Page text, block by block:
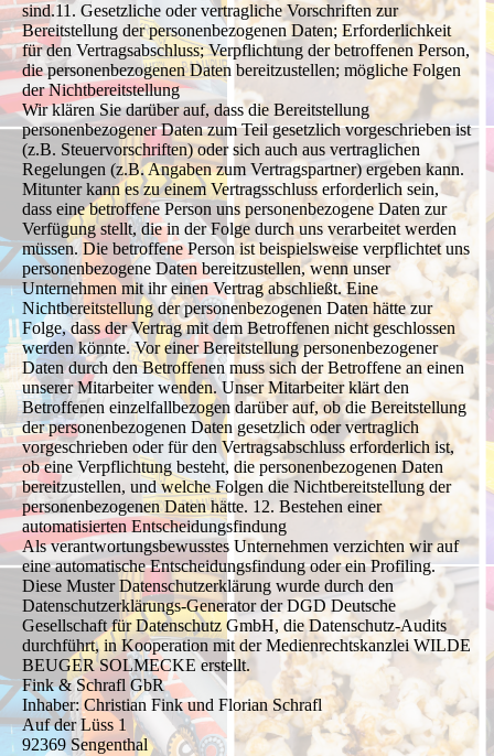
sind.11. Gesetzliche oder vertragliche Vorschriften zur
Bereitstellung der personenbezogenen Daten; Erforderlichkeit
für den Vertragsabschluss; Verpflichtung der betroffenen Person,
die personenbezogenen Daten bereitzustellen; mögliche Folgen
der Nichtbereitstellung
Wir klären Sie darüber auf, dass die Bereitstellung
personenbezogener Daten zum Teil gesetzlich vorgeschrieben ist
(z.B. Steuervorschriften) oder sich auch aus vertraglichen
Regelungen (z.B. Angaben zum Vertragspartner) ergeben kann.
Mitunter kann es zu einem Vertragsschluss erforderlich sein,
dass eine betroffene Person uns personenbezogene Daten zur
Verfügung stellt, die in der Folge durch uns verarbeitet werden
müssen. Die betroffene Person ist beispielsweise verpflichtet uns
personenbezogene Daten bereitzustellen, wenn unser
Unternehmen mit ihr einen Vertrag abschließt. Eine
Nichtbereitstellung der personenbezogenen Daten hätte zur
Folge, dass der Vertrag mit dem Betroffenen nicht geschlossen
werden könnte. Vor einer Bereitstellung personenbezogener
Daten durch den Betroffenen muss sich der Betroffene an einen
unserer Mitarbeiter wenden. Unser Mitarbeiter klärt den
Betroffenen einzelfallbezogen darüber auf, ob die Bereitstellung
der personenbezogenen Daten gesetzlich oder vertraglich
vorgeschrieben oder für den Vertragsabschluss erforderlich ist,
ob eine Verpflichtung besteht, die personenbezogenen Daten
bereitzustellen, und welche Folgen die Nichtbereitstellung der
personenbezogenen Daten hätte. 12. Bestehen einer
automatisierten Entscheidungsfindung
Als verantwortungsbewusstes Unternehmen verzichten wir auf
eine automatische Entscheidungsfindung oder ein Profiling.
Diese Muster Datenschutzerklärung wurde durch den
Datenschutzerklärungs-Generator der DGD Deutsche
Gesellschaft für Datenschutz GmbH, die Datenschutz-Audits
durchführt, in Kooperation mit der Medienrechtskanzlei WILDE
BEUGER SOLMECKE erstellt.
Fink & Schrafl GbR
Inhaber: Christian Fink und Florian Schrafl
Auf der Lüss 1
92369 Sengenthal